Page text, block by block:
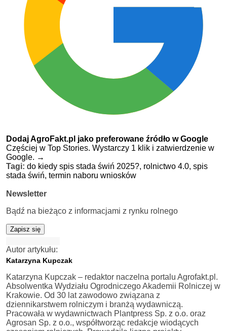
Dodaj AgroFakt.pl jako preferowane źródło w Google
Częściej w Top Stories. Wystarczy 1 klik i zatwierdzenie w
Google. →
Tagi: do kiedy spis stada świń 2025?, rolnictwo 4.0, spis
stada świń, termin naboru wniosków
Newsletter
Bądź na bieżąco z informacjami z rynku rolnego
Zapisz się
Autor artykułu:
Katarzyna Kupczak
Katarzyna Kupczak – redaktor naczelna portalu Agrofakt.pl.
Absolwentka Wydziału Ogrodniczego Akademii Rolniczej w
Krakowie. Od 30 lat zawodowo związana z
dziennikarstwem rolniczym i branżą wydawniczą.
Pracowała w wydawnictwach Plantpress Sp. z o.o. oraz
Agrosan Sp. z o.o., współtworząc redakcje wiodących